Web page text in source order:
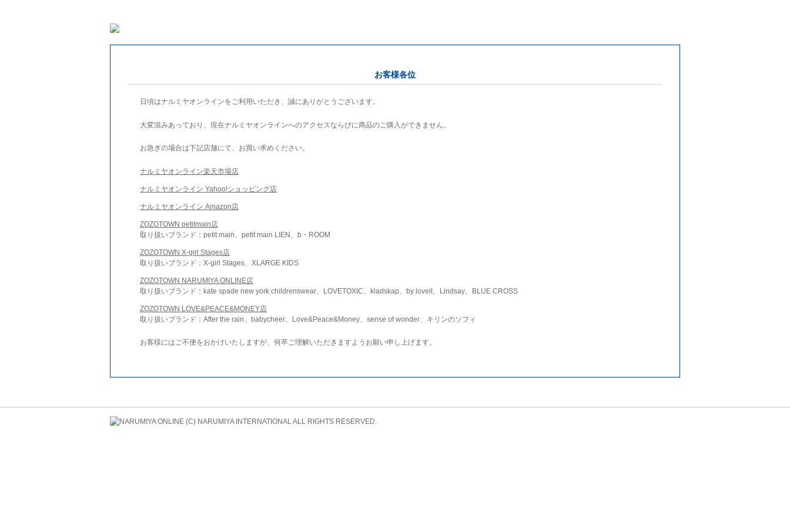
お客様各位
日頃はナルミヤオンラインをご利用いただき、誠にありがとうございます。
大変混みあっており、現在ナルミヤオンラインへのアクセスならびに商品のご購入ができません。
お急ぎの場合は下記店舗にて、お買い求めください。
ナルミヤオンライン楽天市場店
ナルミヤオンライン Yahoo!ショッピング店
ナルミヤオンライン Amazon店
ZOZOTOWN petitmain店
取り扱いブランド：petit main、petit main LIEN、b・ROOM
ZOZOTOWN X-girl Stages店
取り扱いブランド：X-girl Stages、XLARGE KIDS
ZOZOTOWN NARUMIYA ONLINE店
取り扱いブランド：kate spade new york childrenswear、LOVETOXIC、kladskap、by loveit、Lindsay、BLUE CROSS
ZOZOTOWN LOVE&PEACE&MONEY店
取り扱いブランド：After the rain、babycheer、Love&Peace&Money、sense of wonder、キリンのソフィ
お客様にはご不便をおかけいたしますが、何卒ご理解いただきますようお願い申し上げます。